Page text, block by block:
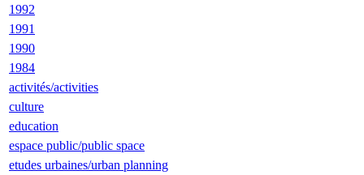
1992
1991
1990
1984
activités/activities
culture
education
espace public/public space
etudes urbaines/urban planning